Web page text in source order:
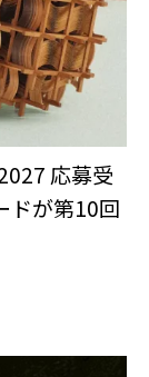
応募受
が第10回